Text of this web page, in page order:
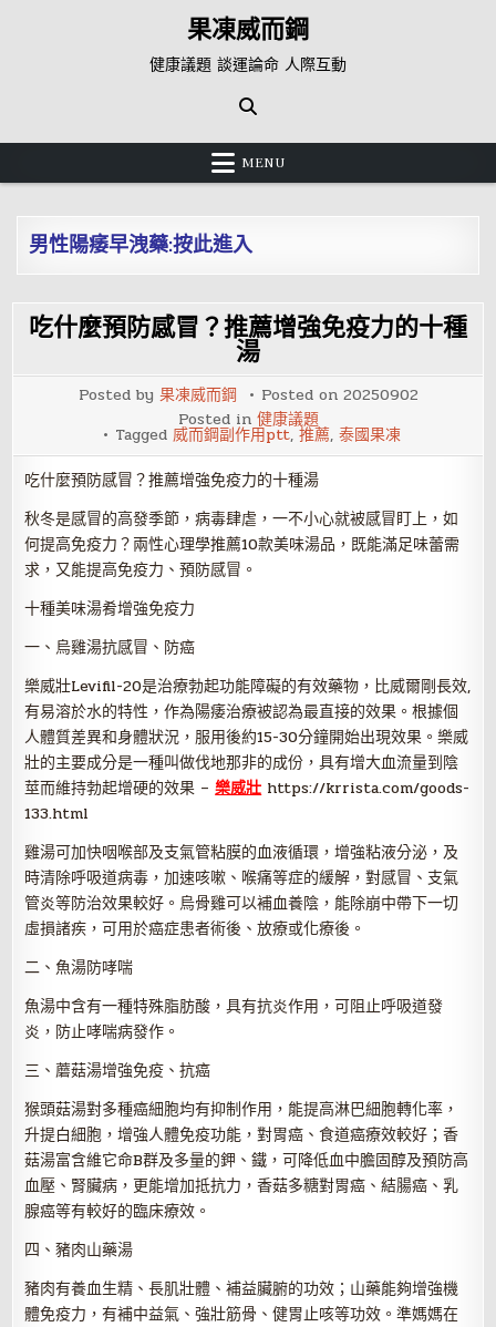
果凍威而鋼
健康議題 談運論命 人際互動
MENU
男性陽痿早洩藥:按此進入
吃什麼預防感冒？推薦增強免疫力的十種
湯
Posted by 果凍威而鋼 Posted on 20250902
Posted in 健康議題
Tagged 威而鋼副作用ptt, 推薦, 泰國果凍
吃什麼預防感冒？推薦增強免疫力的十種湯
秋冬是感冒的高發季節，病毒肆虐，一不小心就被感冒盯上，如
何提高免疫力？兩性心理學推薦10款美味湯品，既能滿足味蕾需
求，又能提高免疫力、預防感冒。
十種美味湯肴增強免疫力
一、烏雞湯抗感冒、防癌
樂威壯Levifil-20是治療勃起功能障礙的有效藥物，比威爾剛長效,
有易溶於水的特性，作為陽痿治療被認為最直接的效果。根據個
人體質差異和身體狀況，服用後約15-30分鐘開始出現效果。樂威
壯的主要成分是一種叫做伐地那非的成份，具有增大血流量到陰
莖而維持勃起增硬的效果 –樂威壯 https://krrista.com/goods-
133.html
雞湯可加快咽喉部及支氣管粘膜的血液循環，增強粘液分泌，及
時清除呼吸道病毒，加速咳嗽、喉痛等症的緩解，對感冒、支氣
管炎等防治效果較好。烏骨雞可以補血養陰，能除崩中帶下一切
虛損諸疾，可用於癌症患者術後、放療或化療後。
二、魚湯防哮喘
魚湯中含有一種特殊脂肪酸，具有抗炎作用，可阻止呼吸道發
炎，防止哮喘病發作。
三、蘑菇湯增強免疫、抗癌
猴頭菇湯對多種癌細胞均有抑制作用，能提高淋巴細胞轉化率，
升提白細胞，增強人體免疫功能，對胃癌、食道癌療效較好；香
菇湯富含維它命B群及多量的鉀、鐵，可降低血中膽固醇及預防高
血壓、腎臟病，更能增加抵抗力，香菇多糖對胃癌、結腸癌、乳
腺癌等有較好的臨床療效。
四、豬肉山藥湯
豬肉有養血生精、長肌壯體、補益臟腑的功效；山藥能夠增強機
體免疫力，有補中益氣、強壯筋骨、健胃止咳等功效。準媽媽在